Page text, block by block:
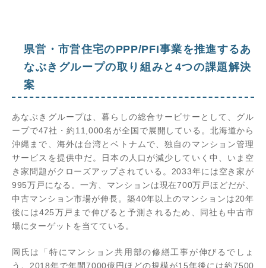
県営・市営住宅のPPP/PFI事業を推進するあ
なぶきグループの取り組みと4つの課題解決
案
あなぶきグループは、暮らしの総合サービサーとして、グル
ープで47社・約11,000名が全国で展開している。北海道から
沖縄まで、海外は台湾とベトナムで、独自のマンション管理
サービスを提供中だ。日本の人口が減少していく中、いま空
き家問題がクローズアップされている。2033年には空き家が
995万戸になる。一方、マンションは現在700万戸ほどだが、
中古マンション市場が伸長。築40年以上のマンションは20年
後には425万戸まで伸びると予測されるため、同社も中古市
場にターゲットを当てている。
岡氏は「特にマンション共用部の修繕工事が伸びるでしょ
う。2018年で年間7000億円ほどの規模が15年後には約7500